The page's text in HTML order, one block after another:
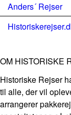
Anders´ Rejser
OM HISTORISKE
Historiske Rejser
til alle, der vil
arrangerer